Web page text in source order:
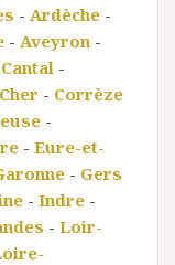
- Ardèche -
- Aveyron -
Cantal -
Cher - Corrèze
-
- Eure-et-
- Gers
- Indre -
- Loir-